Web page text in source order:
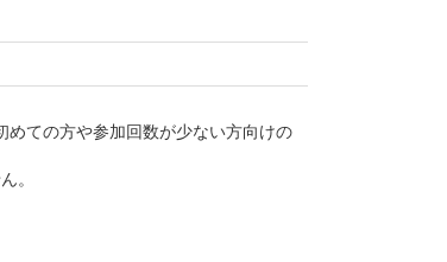
めての方や参加回数が少ない方向けの
。